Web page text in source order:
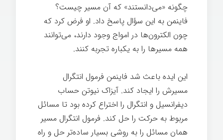
چگونه «می‌دانستند» که آن مسیر چیست؟
فاینمن به این سؤال پاسخ داد. او فرض کرد که
چون الکترون‌ها در امواج وجود دارند، می‌توانند
همه مسیرها را به یکباره تجربه کنند.
این ایده باعث شد فاینمن فرمول انتگرال
مسیرش را ایجاد کند. آیزاک نیوتن حساب
دیفرانسیل و انتگرال را اختراع کرده بود تا مسائل
مربوط به حرکت را حل کند. فرمول انتگرال مسیر
همان مسائل را به روشی بسیار ساده‌تر حل و راه